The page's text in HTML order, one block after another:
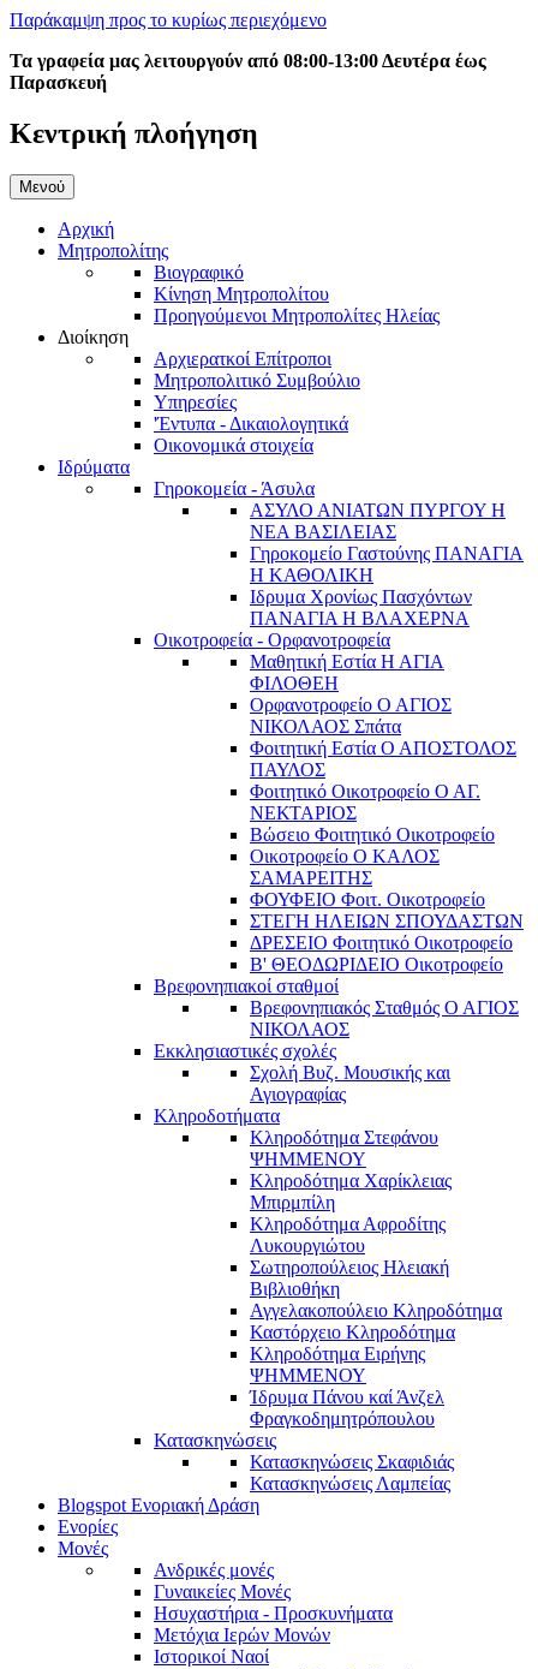
Παράκαμψη προς το κυρίως περιεχόμενο
Τα γραφεία μας λειτουργούν από 08:00-13:00 Δευτέρα έως
Παρασκευή
Κεντρική πλοήγηση
Μενού
Αρχική
Μητροπολίτης
Βιογραφικό
Κίνηση Μητροπολίτου
Προηγούμενοι Μητροπολίτες Ηλείας
Διοίκηση
Αρχιερατκοί Επίτροποι
Μητροπολιτικό Συμβούλιο
Υπηρεσίες
'Έντυπα - Δικαιολογητικά
Οικονομικά στοιχεία
Ιδρύματα
Γηροκομεία - Άσυλα
ΑΣΥΛΟ ΑΝΙΑΤΩΝ ΠΥΡΓΟΥ Η
ΝΕΑ ΒΑΣΙΛΕΙΑΣ
Γηροκομείο Γαστούνης ΠΑΝΑΓΙΑ
Η ΚΑΘΟΛΙΚΗ
Ιδρυμα Χρονίως Πασχόντων
ΠΑΝΑΓΙΑ Η ΒΛΑΧΕΡΝΑ
Οικοτροφεία - Ορφανοτροφεία
Μαθητική Εστία Η ΑΓΙΑ
ΦΙΛΟΘΕΗ
Ορφανοτροφείο Ο ΑΓΙΟΣ
ΝΙΚΟΛΑΟΣ Σπάτα
Φοιτητική Εστία Ο ΑΠΟΣΤΟΛΟΣ
ΠΑΥΛΟΣ
Φοιτητικό Οικοτροφείο Ο ΑΓ.
ΝΕΚΤΑΡΙΟΣ
Βώσειο Φοιτητικό Οικοτροφείο
Οικοτροφείο Ο ΚΑΛΟΣ
ΣΑΜΑΡΕΙΤΗΣ
ΦΟΥΦΕΙΟ Φοιτ. Οικοτροφείο
ΣΤΕΓΗ ΗΛΕΙΩΝ ΣΠΟΥΔΑΣΤΩΝ
ΔΡΕΣΕΙΟ Φοιτητικό Οικοτροφείο
Β' ΘΕΟΔΩΡΙΔΕΙΟ Οικοτροφείο
Βρεφονηπιακοί σταθμοί
Βρεφονηπιακός Σταθμός Ο ΑΓΙΟΣ
ΝΙΚΟΛΑΟΣ
Εκκλησιαστικές σχολές
Σχολή Βυζ. Μουσικής και
Αγιογραφίας
Κληροδοτήματα
Κληροδότημα Στεφάνου
ΨΗΜΜΕΝΟΥ
Κληροδότημα Χαρίκλειας
Μπιρμπίλη
Κληροδότημα Αφροδίτης
Λυκουργιώτου
Σωτηροπούλειος Ηλειακή
Βιβλιοθήκη
Αγγελακοπούλειο Κληροδότημα
Καστόρχειο Κληροδότημα
Κληροδότημα Ειρήνης
ΨΗΜΜΕΝΟΥ
Ίδρυμα Πάνου καί Άνζελ
Φραγκοδημητρόπουλου
Κατασκηνώσεις
Κατασκηνώσεις Σκαφιδιάς
Κατασκηνώσεις Λαμπείας
Blogspot Ενοριακή Δράση
Ενορίες
Μονές
Ανδρικές μονές
Γυναικείες Μονές
Ησυχαστήρια - Προσκυνήματα
Μετόχια Ιερών Μονών
Ιστορικοί Ναοί